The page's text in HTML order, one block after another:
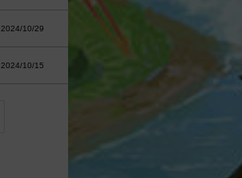
2024/10/29
2024/10/15